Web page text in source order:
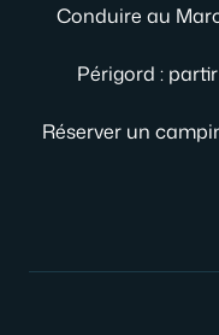
Conduire au
Périgord :
Réserver un